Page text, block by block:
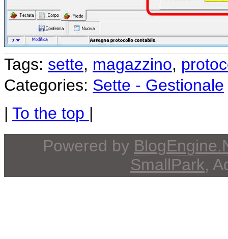
Tags: sette, magazzino,
Categories: Sette - Gestionale
| To the top |
Powered by
SmallPark,